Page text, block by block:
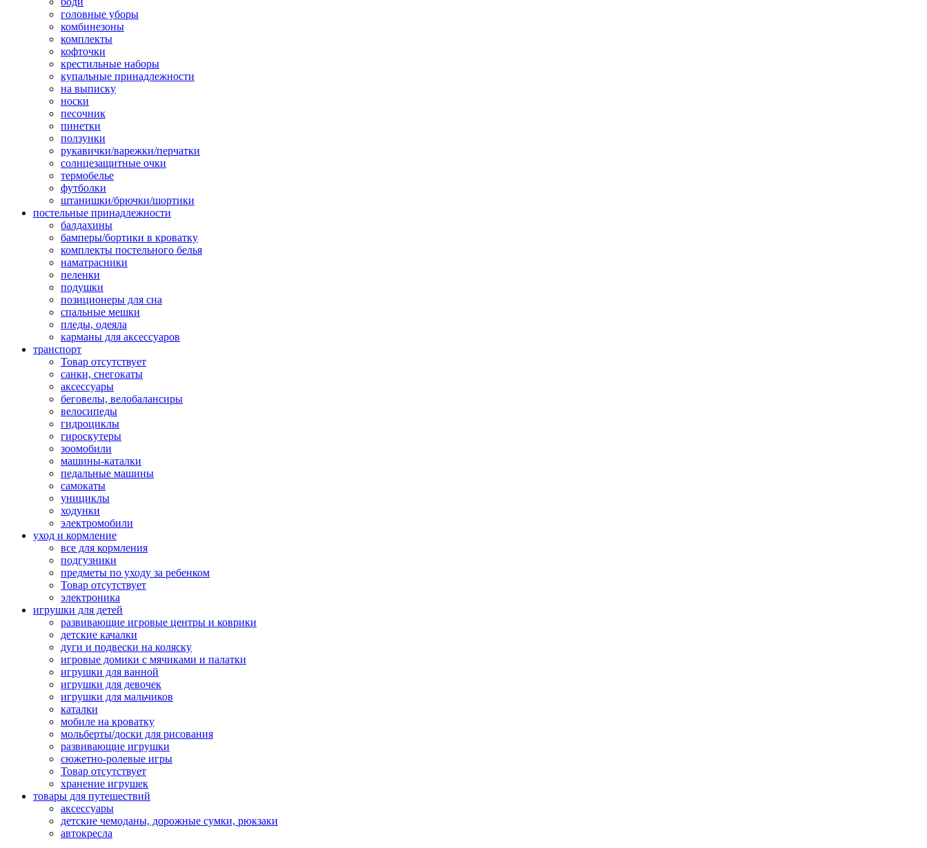
головные уборы
комбинезоны
комплекты
кофточки
крестильные наборы
купальные принадлежности
на выписку
носки
песочник
пинетки
ползунки
рукавички/варежки/перчатки
солнцезащитные очки
термобелье
футболки
штанишки/брючки/шортики
постельные принадлежности
балдахины
бамперы/бортики в кроватку
комплекты постельного белья
наматрасники
пеленки
подушки
позиционеры для сна
спальные мешки
пледы, одеяла
карманы для аксеcсуаров
транспорт
Товар отсутствует
санки, снегокаты
аксессуары
беговелы, велобалансиры
велосипеды
гидроциклы
гироскутеры
зоомобили
машины-каталки
педальные машины
самокаты
унициклы
ходунки
электромобили
уход и кормление
все для кормления
подгузники
предметы по уходу за ребенком
Товар отсутствует
электроника
игрушки для детей
развивающие игровые центры и коврики
детские качалки
дуги и подвески на коляску
игровые домики с мячиками и палатки
игрушки для ванной
игрушки для девочек
игрушки для мальчиков
каталки
мобиле на кроватку
мольберты/доски для рисования
развивающие игрушки
сюжетно-ролевые игры
Товар отсутствует
хранение игрушек
товары для путешествий
аксессуары
детские чемоданы, дорожные сумки, рюкзаки
автокресла